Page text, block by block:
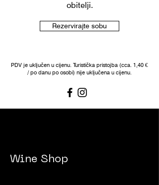
obitelji.
Rezervirajte sobu
PDV je uključen u cijenu. Turistička pristojba (cca. 1,40 €
/po danu po osobi) nije uključena u cijenu.
Wine Shop